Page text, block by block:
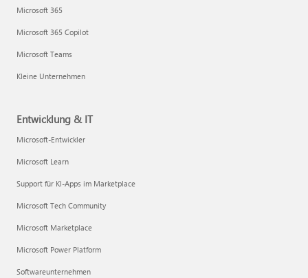
Microsoft 365
Microsoft 365 Copilot
Microsoft Teams
Kleine Unternehmen
Entwicklung & IT
Microsoft-Entwickler
Microsoft Learn
Support für KI-Apps im Marketplace
Microsoft Tech Community
Microsoft Marketplace
Microsoft Power Platform
Softwareunternehmen